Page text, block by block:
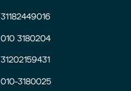
31182449016
010 3180204
31202159431
010-3180025